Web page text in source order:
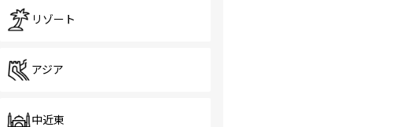
リゾート
アジア
中近東